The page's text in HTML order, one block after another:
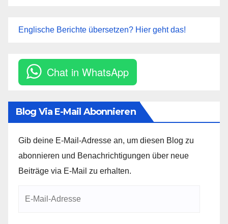
Englische Berichte übersetzen? Hier geht das!
Chat in WhatsApp
Blog Via E-Mail Abonnieren
Gib deine E-Mail-Adresse an, um diesen Blog zu
abonnieren und Benachrichtigungen über neue
Beiträge via E-Mail zu erhalten.